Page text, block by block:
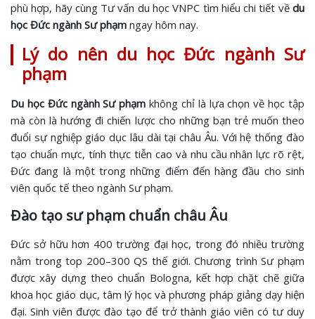
phù hợp, hãy cùng Tư vấn du học VNPC tìm hiểu chi tiết về du
học Đức ngành Sư phạm ngay hôm nay.
Lý do nên du học Đức ngành Sư
phạm
Du học Đức ngành Sư phạm không chỉ là lựa chọn về học tập
mà còn là hướng đi chiến lược cho những bạn trẻ muốn theo
đuổi sự nghiệp giáo dục lâu dài tại châu Âu. Với hệ thống đào
tạo chuẩn mực, tính thực tiễn cao và nhu cầu nhân lực rõ rệt,
Đức đang là một trong những điểm đến hàng đầu cho sinh
viên quốc tế theo ngành Sư phạm.
Đào tạo sư phạm chuẩn châu Âu
Đức sở hữu hơn 400 trường đại học, trong đó nhiều trường
nằm trong top 200–300 QS thế giới. Chương trình Sư phạm
được xây dựng theo chuẩn Bologna, kết hợp chặt chẽ giữa
khoa học giáo dục, tâm lý học và phương pháp giảng dạy hiện
đại. Sinh viên được đào tạo để trở thành giáo viên có tư duy